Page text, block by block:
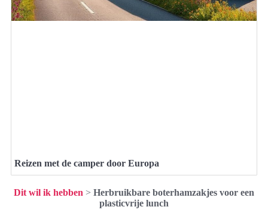
Reizen met de camper door Europa
Dit wil ik hebben > Herbruikbare boterhamzakjes voor een
plasticvrije lunch